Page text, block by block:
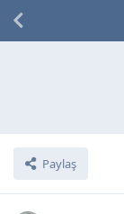
Paylaş